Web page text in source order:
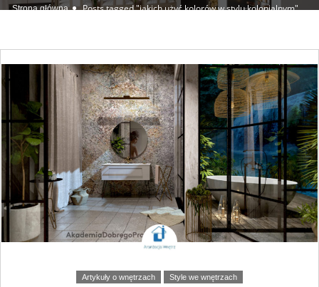
Strona główna Posts tagged "jakich użyć kolorów w stylu kolonialnym"
Artykuły o wnętrzach Style we wnętrzach